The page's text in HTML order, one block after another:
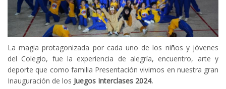
La magia protagonizada por cada uno de los niños y jóvenes
del Colegio, fue la experiencia de alegría, encuentro, arte y
deporte que como familia Presentación vivimos en nuestra gran
Inauguración de los Juegos Interclases 2024.